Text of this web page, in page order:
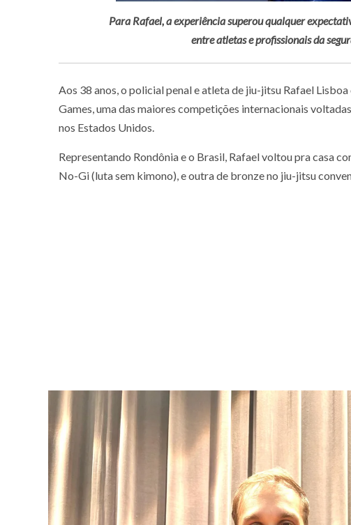
Para Rafael, a experiência superou qualquer
entre atletas e profissionais da
Aos 38 anos, o policial penal e atleta de jiu-jitsu Rafael
Games, uma das maiores competições internacionais
nos Estados Unidos.
Representando Rondônia e o Brasil, Rafael voltou pra casa
No-Gi (luta sem kimono), e outra de bronze no jiu-jitsu